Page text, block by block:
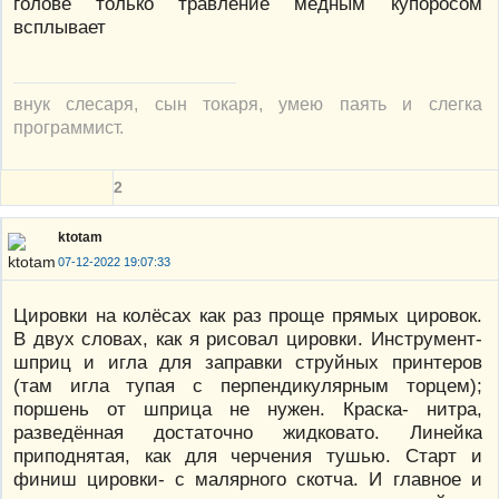
всплывает
внук слесаря, сын токаря, умею паять и слегка
программист.
2
ktotam
07-12-2022 19:07:33
Цировки на колёсах как раз проще прямых цировок.
В двух словах, как я рисовал цировки. Инструмент-
шприц и игла для заправки струйных принтеров
(там игла тупая с перпендикулярным торцем);
поршень от шприца не нужен. Краска- нитра,
разведённая достаточно жидковато. Линейка
приподнятая, как для черчения тушью. Старт и
финиш цировки- с малярного скотча. И главное и